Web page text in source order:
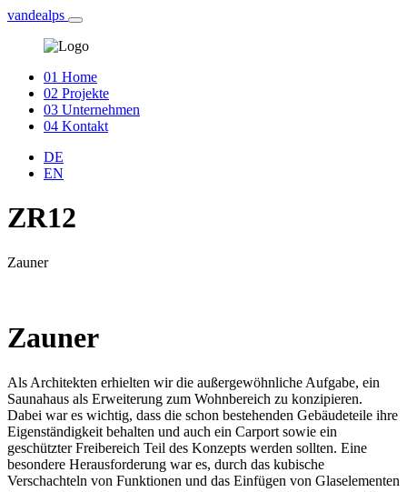
vandealps
01 Home
02 Projekte
03 Unternehmen
04 Kontakt
DE
EN
ZR12
Zauner
Zauner
Als Architekten erhielten wir die außergewöhnliche Aufgabe, ein
Saunahaus als Erweiterung zum Wohnbereich zu konzipieren.
Dabei war es wichtig, dass die schon bestehenden Gebäudeteile ihre
Eigenständigkeit behalten und auch ein Carport sowie ein
geschützter Freibereich Teil des Konzepts werden sollten. Eine
besondere Herausforderung war es, durch das kubische
Verschachteln von Funktionen und das Einfügen von Glaselementen